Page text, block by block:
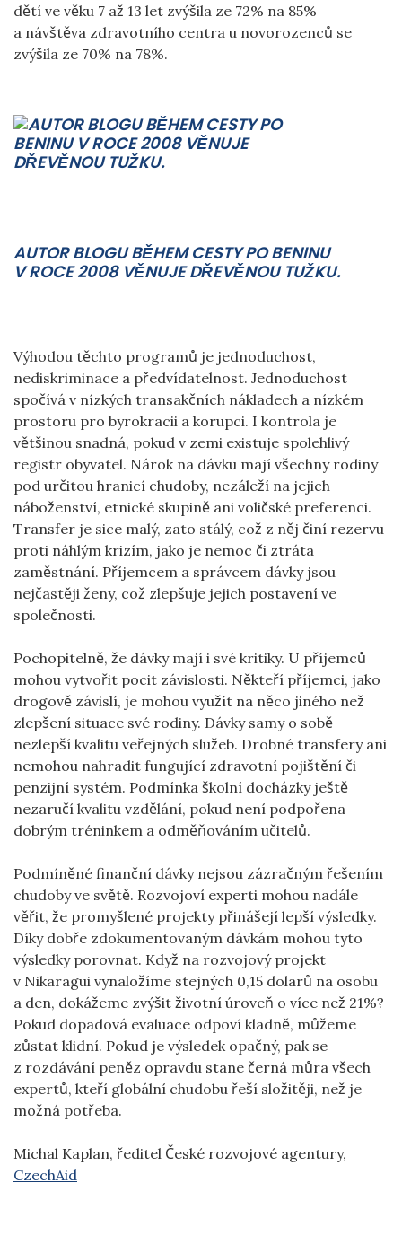
dětí ve věku 7 až 13 let zvýšila ze 72% na 85%
a návštěva zdravotního centra u novorozenců se
zvýšila ze 70% na 78%.
AUTOR BLOGU BĚHEM CESTY PO BENINU
V ROCE 2008 VĚNUJE DŘEVĚNOU TUŽKU.
Výhodou těchto programů je jednoduchost,
nediskriminace a předvídatelnost. Jednoduchost
spočívá v nízkých transakčních nákladech a nízkém
prostoru pro byrokracii a korupci. I kontrola je
většinou snadná, pokud v zemi existuje spolehlivý
registr obyvatel. Nárok na dávku mají všechny rodiny
pod určitou hranicí chudoby, nezáleží na jejich
náboženství, etnické skupině ani voličské preferenci.
Transfer je sice malý, zato stálý, což z něj činí rezervu
proti náhlým krizím, jako je nemoc či ztráta
zaměstnání. Příjemcem a správcem dávky jsou
nejčastěji ženy, což zlepšuje jejich postavení ve
společnosti.
Pochopitelně, že dávky mají i své kritiky. U příjemců
mohou vytvořit pocit závislosti. Někteří příjemci, jako
drogově závislí, je mohou využít na něco jiného než
zlepšení situace své rodiny. Dávky samy o sobě
nezlepší kvalitu veřejných služeb. Drobné transfery ani
nemohou nahradit fungující zdravotní pojištění či
penzijní systém. Podmínka školní docházky ještě
nezaručí kvalitu vzdělání, pokud není podpořena
dobrým tréninkem a odměňováním učitelů.
Podmíněné finanční dávky nejsou zázračným řešením
chudoby ve světě. Rozvojoví experti mohou nadále
věřit, že promyšlené projekty přinášejí lepší výsledky.
Díky dobře zdokumentovaným dávkám mohou tyto
výsledky porovnat. Když na rozvojový projekt
v Nikaragui vynaložíme stejných 0,15 dolarů na osobu
a den, dokážeme zvýšit životní úroveň o více než 21%?
Pokud dopadová evaluace odpoví kladně, můžeme
zůstat klidní. Pokud je výsledek opačný, pak se
z rozdávání peněz opravdu stane černá můra všech
expertů, kteří globální chudobu řeší složitěji, než je
možná potřeba.
Michal Kaplan, ředitel České rozvojové agentury,
CzechAid